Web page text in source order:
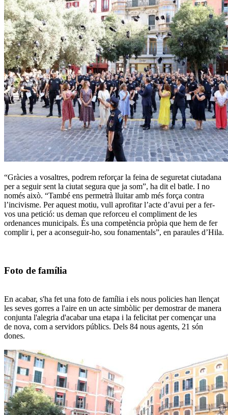
“Gràcies a vosaltres, podrem reforçar la feina de seguretat ciutadana
per a seguir sent la ciutat segura que ja som”, ha dit el batle. I no
només això. “També ens permetrà lluitar amb més força contra
l’incivisme. Per aquest motiu, vull aprofitar l’acte d’avui per a fer-
vos una petició: us deman que reforceu el compliment de les
ordenances municipals. És una competència pròpia que hem de fer
complir i, per a aconseguir-ho, sou fonamentals”, en paraules d’Hila.
Foto de família
En acabar, s'ha fet una foto de família i els nous policies han llençat
les seves gorres a l'aire en un acte simbòlic per demostrar de manera
conjunta l'alegria d'acabar una etapa i la felicitat per començar una
de nova, com a servidors públics. Dels 84 nous agents, 21 són
dones.